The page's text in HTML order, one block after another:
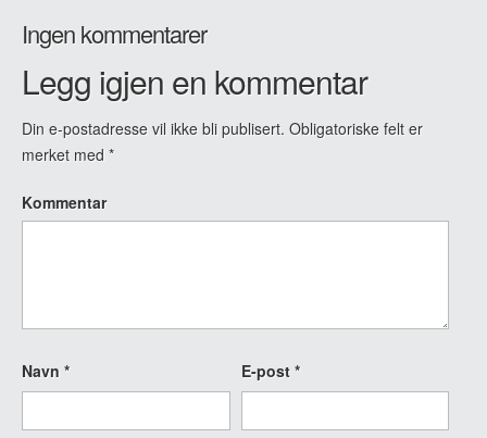
Ingen kommentarer
Legg igjen en kommentar
Din e-postadresse vil ikke bli publisert. Obligatoriske felt er
merket med *
Kommentar
Navn * E-post *